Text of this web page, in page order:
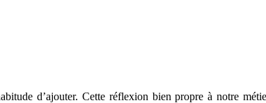
d’ajouter. Cette réflexion bien propre à notre